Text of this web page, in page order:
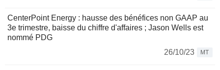
CenterPoint Energy : hausse des bénéfices non GAAP au
3e trimestre, baisse du chiffre d'affaires ; Jason Wells est
nommé PDG
26/10/23
MT